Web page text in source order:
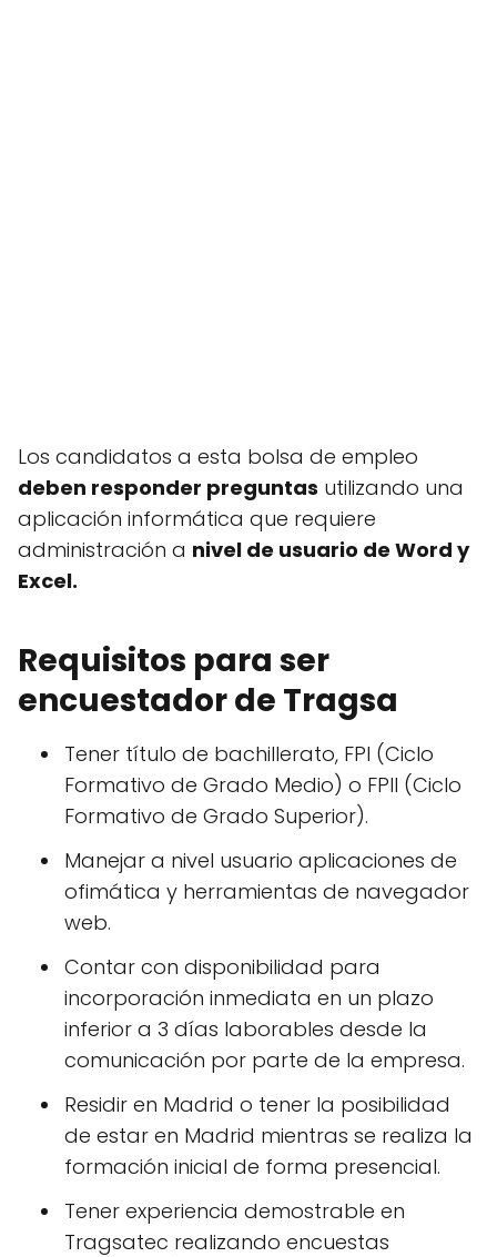
Los candidatos a esta bolsa de empleo
deben responder preguntas utilizando una
aplicación informática que requiere
administración a nivel de usuario de Word y
Excel.
Requisitos para ser
encuestador de Tragsa
Tener título de bachillerato, FPI (Ciclo
Formativo de Grado Medio) o FPII (Ciclo
Formativo de Grado Superior).
Manejar a nivel usuario aplicaciones de
ofimática y herramientas de navegador
web.
Contar con disponibilidad para
incorporación inmediata en un plazo
inferior a 3 días laborables desde la
comunicación por parte de la empresa.
Residir en Madrid o tener la posibilidad
de estar en Madrid mientras se realiza la
formación inicial de forma presencial.
Tener experiencia demostrable en
Tragsatec realizando encuestas